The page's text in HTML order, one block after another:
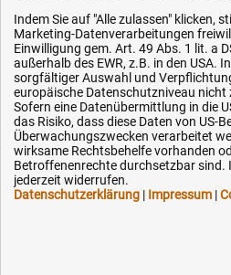
Karriere
OEM-Ersatzteile
Technik-Hilfe
Downloads
Kontakt
Ihre Hytec-Hydraulik Vorteile
Indem Sie auf "Alle zulassen" klicken,
Marketing-Datenverarbeitungen
Einwilligung gem. Art. 49 Abs. 1 lit. a
außerhalb des EWR, z.B. in den USA.
sorgfältiger Auswahl und
europäische Datenschutzniveau
Sofern eine Datenübermittlung in die
das Risiko, dass diese Daten von US-
Überwachungszwecken verarbeitet
wirksame Rechtsbehelfe vorhanden
Betroffenenrechte durchsetzbar sind.
jederzeit widerrufen.
Datenschutzerklärung | Impressum |